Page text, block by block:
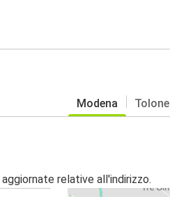
Modena Tolone
relative all'indirizzo.